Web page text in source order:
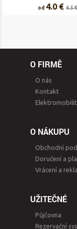
od 4.0 € 6.5 €
O FIRMĚ
O nás
Kontakt
O NÁKUPU
Obchodní
Doručení a
Vrácení a
UŽITEČNÉ
Půjčovna
Rezervační